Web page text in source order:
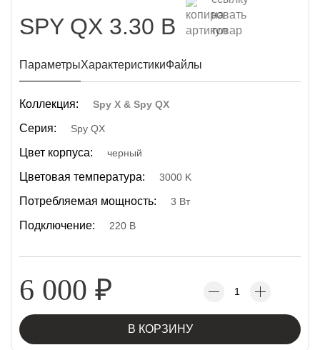
SPY QX 3.30 B
ПараметрыХарактеристикиФайлы
Коллекция: Spy X & Spy QX
Серия: Spy QX
Цвет корпуса: черный
Цветовая температура: 3000 K
Потребляемая мощность: 3 Вт
Подключение: 220 В
6 000 ₽
В КОРЗИНУ